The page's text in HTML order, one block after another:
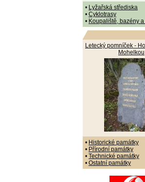
• Lyžařská střediska
• Cyklotrasy
• Koupaliště, bazény
Letecký pomníček -
Mohelkou
• Historické památky
• Přírodní památky
• Technické památky
• Ostatní památky